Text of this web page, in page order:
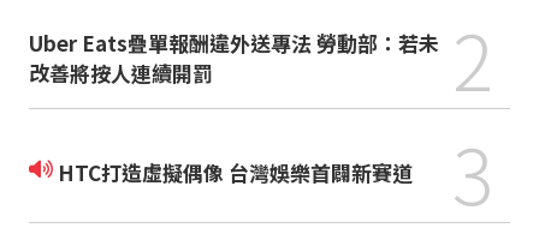
Uber Eats疊單報酬違外送專法 勞動部：若未
改善將按人連續開罰
2
HTC打造虛擬偶像 台灣娛樂首闢新賽道 3